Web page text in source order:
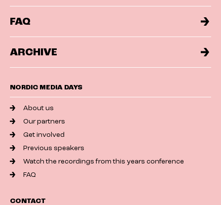
FAQ
ARCHIVE
NORDIC MEDIA DAYS
About us
Our partners
Get involved
Previous speakers
Watch the recordings from this years conference
FAQ
CONTACT